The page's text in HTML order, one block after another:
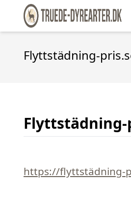
Flyttstädning-
Flyttstädning-
https://flyttstädning-